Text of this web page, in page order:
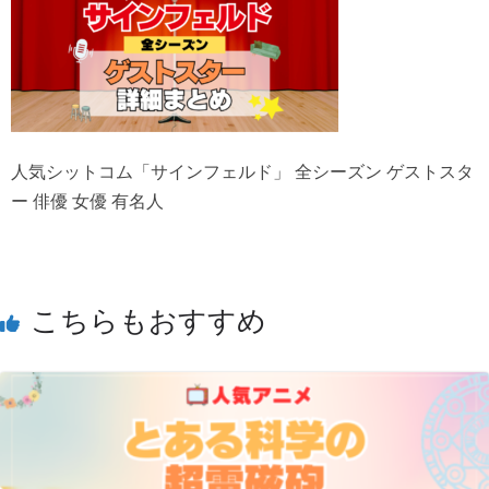
人気シットコム「サインフェルド」 全シーズン ゲストスタ
ー 俳優 女優 有名人
こちらもおすすめ